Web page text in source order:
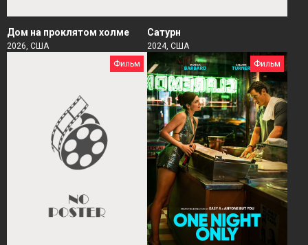
Дом на проклятом холме
2026, США
Сатурн
2024, США
Фильм
Фильм